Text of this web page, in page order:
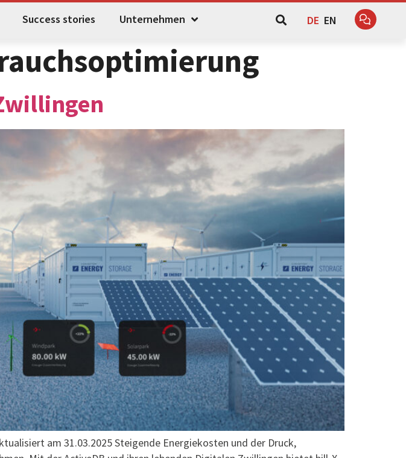
Success stories Unternehmen DE EN
am 31.03.2025 Steigende Energiekosten und der Druck,